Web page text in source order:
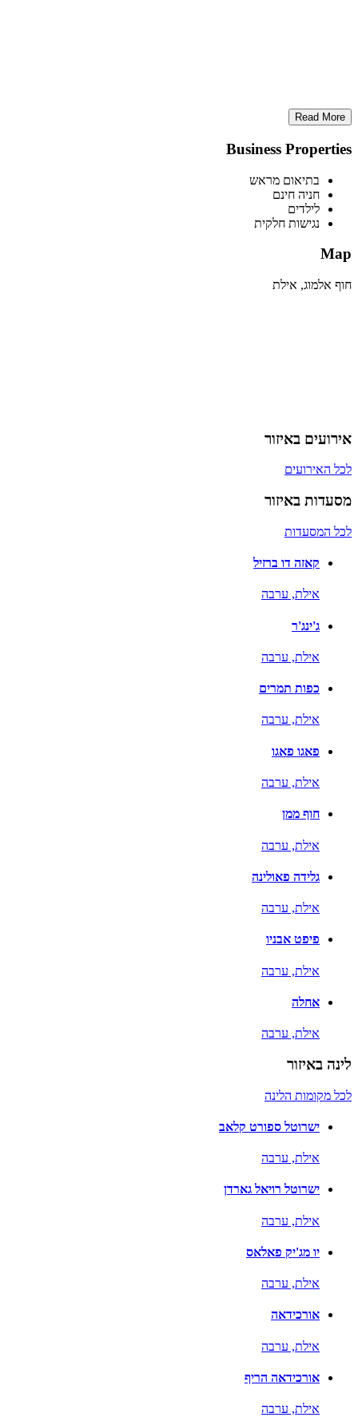
Read More
Business Properties
בתיאום מראש
חניה חינם
לילדים
נגישות חלקית
Map
חוף אלמוג, אילת
אירועים באיזור
לכל האירועים
מסעדות באיזור
לכל המסעדות
קאזה דו ברזיל
אילת, ערבה
ג'ינג'ר
אילת, ערבה
כפות תמרים
אילת, ערבה
פאגו פאגו
אילת, ערבה
חוף ממן
אילת, ערבה
גלידה פאולינה
אילת, ערבה
פיפט אבניו
אילת, ערבה
אחלה
אילת, ערבה
לינה באיזור
לכל מקומות הלינה
ישרוטל ספורט קלאב
אילת, ערבה
ישרוטל רויאל גארדן
אילת, ערבה
יו מג'יק פאלאס
אילת, ערבה
אורכידאה
אילת, ערבה
אורכידאה הריף
אילת, ערבה